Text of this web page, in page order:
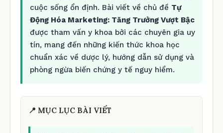
cuộc sống ổn định. Bài viết về chủ đề Tự
Động Hóa Marketing: Tăng Trưởng Vượt Bậc
được tham vấn y khoa bởi các chuyên gia uy
tín, mang đến những kiến thức khoa học
chuẩn xác về dược lý, hướng dẫn sử dụng và
phòng ngừa biến chứng y tế nguy hiểm.
📍 MỤC LỤC BÀI VIẾT